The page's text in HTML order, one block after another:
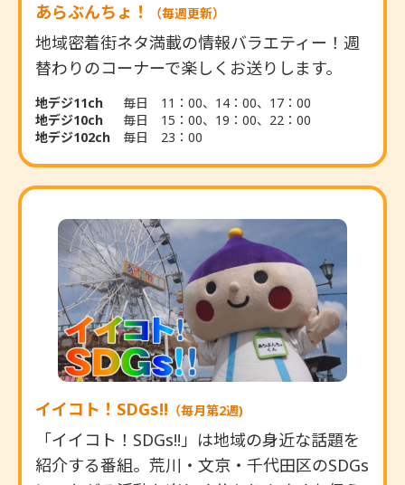
あらぶんちょ！ （毎週更新）
地域密着街ネタ満載の情報バラエティー！週
替わりのコーナーで楽しくお送りします。
地デジ11ch
地デジ10ch
地デジ102ch
毎日 11：00、14：00、17：00
毎日 15：00、19：00、22：00
毎日 23：00
イイコト！SDGs!! （毎月第2週)
「イイコト！SDGs!!」は地域の身近な話題を
紹介する番組。荒川・文京・千代田区のSDGs